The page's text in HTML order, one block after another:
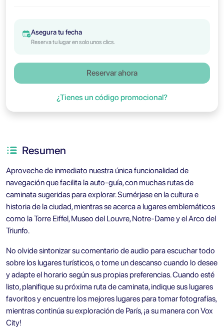
Asegura tu fecha
Reserva tu lugar en solo unos clics.
Reservar ahora
¿Tienes un código promocional?
Resumen
Aproveche de inmediato nuestra única funcionalidad de
navegación que facilita la auto-guía, con muchas rutas de
caminata sugeridas para explorar. Sumérjase en la cultura e
historia de la ciudad, mientras se acerca a lugares emblemáticos
como la Torre Eiffel, Museo del Louvre, Notre-Dame y el Arco del
Triunfo.
No olvide sintonizar su comentario de audio para escuchar todo
sobre los lugares turísticos, o tome un descanso cuando lo desee
y adapte el horario según sus propias preferencias. Cuando esté
listo, planifique su próxima ruta de caminata, indique sus lugares
favoritos y encuentre los mejores lugares para tomar fotografías,
mientras continúa su exploración de París, ¡a su manera con Vox
City!